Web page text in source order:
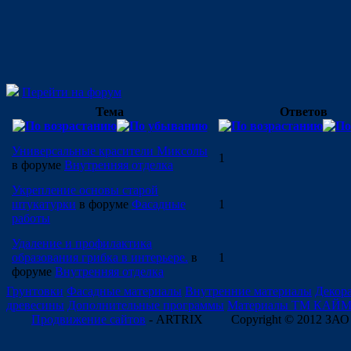
Перейти на форум
Тема
Ответов
Универсальные красители Миксолы
в форуме Внутренняя отделка
1
Укрепление основы старой
штукатурки в форуме Фасадные
работы
1
Удаление и профилактика
образования грибка в интерьере. в
форуме Внутренняя отделка
1
Грунтовки Фасадные материалы Внутренние материалы
древесины Дополнительные программы Материалы ТМ
Продвижение сайтов - ARTRIX Copyright © 2012